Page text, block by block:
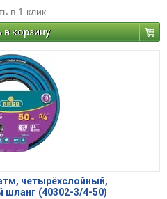
в 1 клик
корзину
атм, четырёхслойный,
(40302-3/4-50)